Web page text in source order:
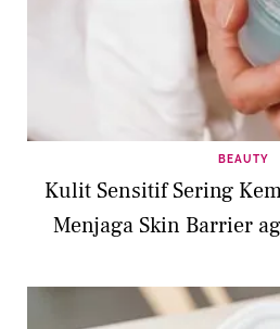
BEAUTY
Kulit Sensitif Sering
Menjaga Skin Barrier